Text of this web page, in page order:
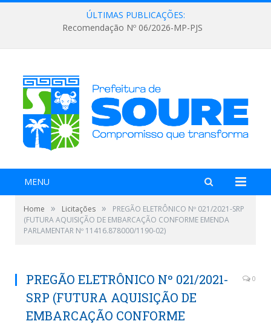
ÚLTIMAS PUBLICAÇÕES:
Recomendação Nº 06/2026-MP-PJS
MENU
Home » Licitações »
PREGÃO ELETRÔNICO Nº 021/2021-SRP
(FUTURA AQUISIÇÃO DE EMBARCAÇÃO CONFORME EMENDA
PARLAMENTAR Nº 11416.878000/1190-02)
PREGÃO ELETRÔNICO Nº 021/2021-
SRP (FUTURA AQUISIÇÃO DE
EMBARCAÇÃO CONFORME
0